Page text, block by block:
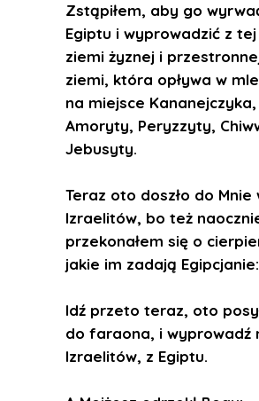
Zstąpiłem, aby go
Egiptu i wyprowadzić z
ziemi żyznej i
ziemi, która opływa w
na miejsce
Amoryty, Peryzzyty,
Jebusyty.
Teraz oto doszło do Mnie
Izraelitów, bo też
przekonałem się o
jakie im zadają Egipcjanie:
Idź przeto teraz, oto
do faraona, i wyprowadź
Izraelitów, z Egiptu.